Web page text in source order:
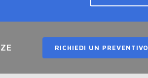
RICHIEDI UN PREVENTIVO